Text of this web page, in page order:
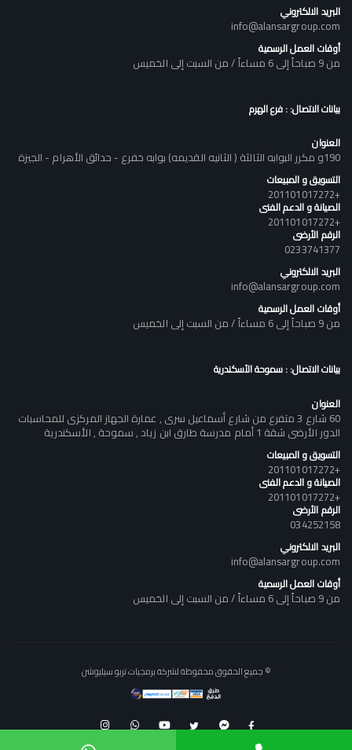
البريد الالكتروني
info@alansargroup.com
أوقات العمل الرسمية
من 9 صباحاً إلى 6 مساءاً / من السبت إلى الخميس
بيانات الاتصال: : فرع الهرم
العنوان
190و مكرر البوابه الثالثة ( الثانيه القديمه) بوابه خفرع - حدائق الأهرام - الجيزة
التسويق و المبيعات
+201101017272
الصيانة و الدعم الفنى
+201101017272
الرقم الأرضى
0233741377
البريد الالكتروني
info@alansargroup.com
أوقات العمل الرسمية
من 9 صباحاً إلى 6 مساءاً / من السبت إلى الخميس
بيانات الاتصال: : سموحة الأسكندرية
العنوان
60 شارع 3 متفرع من شارع أسماعيل سرى , عمارة الجهاز المركزى للمحاسبات
الدور الأرضى شقة 1 أمام مدرسة طارق ابن زياد , سموحة , الأسكندرية
التسويق و المبيعات
+201101017272
الصيانة و الدعم الفنى
+201101017272
الرقم الأرضى
034252158
البريد الالكتروني
info@alansargroup.com
أوقات العمل الرسمية
من 9 صباحاً إلى 6 مساءاً / من السبت إلى الخميس
© جميع الحقوق محفوظة لشركة برمجيات تربو سيليوشن